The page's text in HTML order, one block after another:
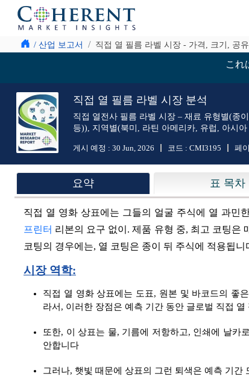
/ 산업 보고서 직접 열 필름 라벨 시장 - 가격, 크기, 공
これ
직접 열 필름 라벨 시장 분석
직접 열전사 필름 라벨 시장 – 재료 유형별(종
등)), 지역별(북미, 라틴 아메리카, 유럽, 아시
게시 예정 : 30 Jun, 2026 코드 : CMI3195 페
요약 표 목차
직접 열 영화 상표에는 그들의 얼굴 주식에 열 과민
프린터 리본의 요구 없이. 제품 유형 중, 최고 코팅은
코팅의 경우에는, 열 코팅은 종이 뒤 주식에 적용됩니
시장 역학:
직접 열 영화 상표에는 도표, 원본 및 바코드의 좋
라서, 이러한 장점은 예측 기간 동안 글로벌 직접
또한, 이 상표는 물, 기름에 저항하고, 인쇄에 날카
안합니다
그러나, 햇빛 때문에 상표의 그런 퇴색은 예측 기간